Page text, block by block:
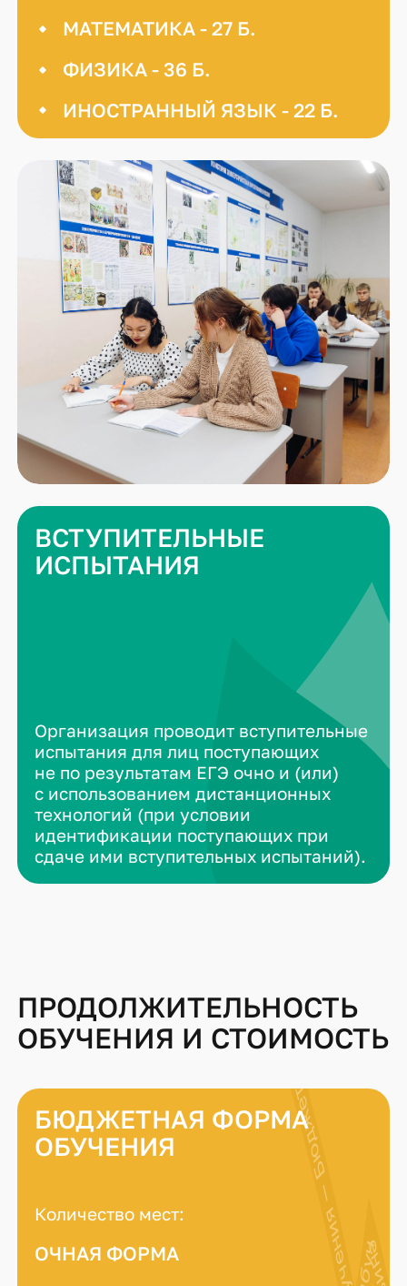
МАТЕМАТИКА - 27 Б.
ФИЗИКА - 36 Б.
ИНОСТРАННЫЙ ЯЗЫК - 22 Б.
ВСТУПИТЕЛЬНЫЕ
ИСПЫТАНИЯ
Организация проводит вступительные
испытания для лиц поступающих
не по результатам ЕГЭ очно и (или)
с использованием дистанционных
технологий (при условии
идентификации поступающих при
сдаче ими вступительных испытаний).
ПРОДОЛЖИТЕЛЬНОСТЬ
ОБУЧЕНИЯ И СТОИМОСТЬ
БЮДЖЕТНАЯ ФОРМА
ОБУЧЕНИЯ
Количество мест:
ОЧНАЯ ФОРМА